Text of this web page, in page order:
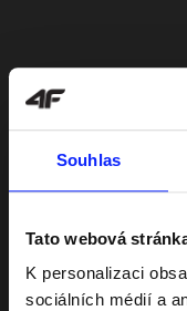
Souhlas
Tato webová
K personalizaci
sociálních médií a